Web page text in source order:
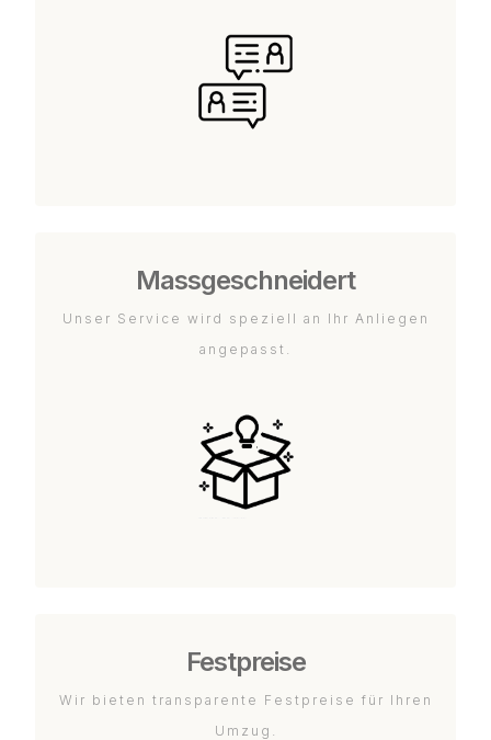
Massgeschneidert
Unser Service wird speziell an Ihr Anliegen
angepasst.
Festpreise
Wir bieten transparente Festpreise für Ihren
Umzug.